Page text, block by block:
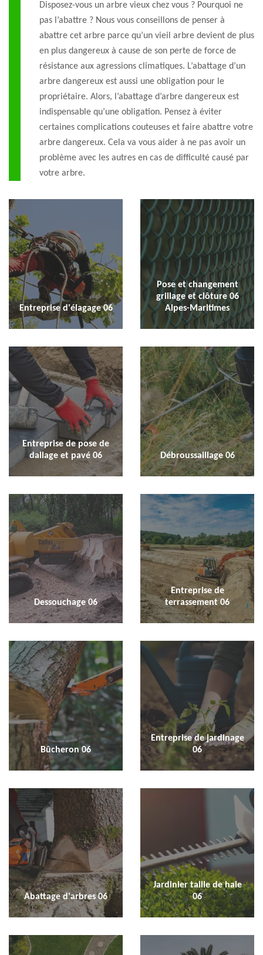
Disposez-vous un arbre vieux chez vous ? Pourquoi ne
pas l’abattre ? Nous vous conseillons de penser à
abattre cet arbre parce qu’un vieil arbre devient de plus
en plus dangereux à cause de son perte de force de
résistance aux agressions climatiques. L’abattage d’un
arbre dangereux est aussi une obligation pour le
propriétaire. Alors, l’abattage d’arbre dangereux est
indispensable qu’une obligation. Pensez à éviter
certaines complications couteuses et faire abattre votre
arbre dangereux. Cela va vous aider à ne pas avoir un
problème avec les autres en cas de difficulté causé par
votre arbre.
Entreprise d'élagage 06
Pose et changement
grillage et clôture 06
Alpes-Maritimes
Entreprise de pose de
dallage et pavé 06
Débroussaillage 06
Dessouchage 06
Entreprise de
terrassement 06
Bûcheron 06
Entreprise de jardinage
06
Abattage d'arbres 06
Jardinier taille de haie
06